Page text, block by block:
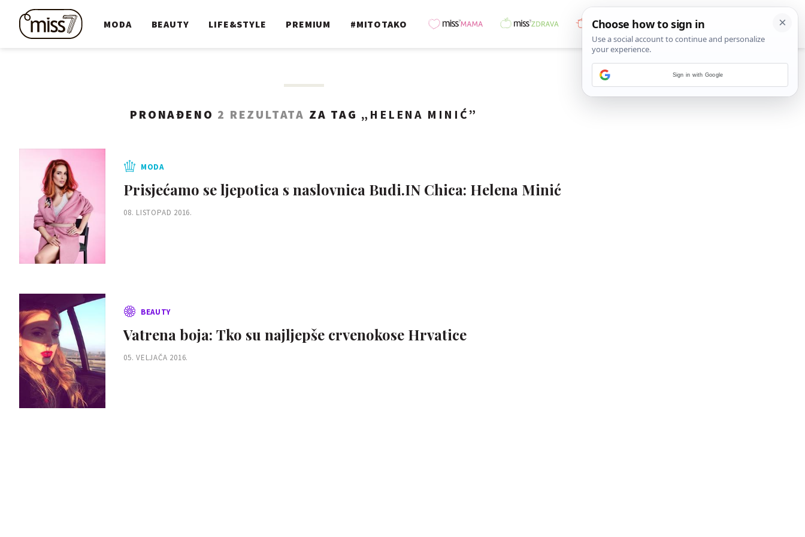
MODA BEAUTY LIFE&STYLE PREMIUM #MITOTAKO
PRONAĐENO 2 REZULTATA ZA TAG „ HELENA MINIĆ ”
MODA
Prisjećamo se ljepotica s naslovnica Budi.IN Chica: Helena Minić
08. LISTOPAD 2016.
BEAUTY
Vatrena boja: Tko su najljepše crvenokose Hrvatice
05. VELJAČA 2016.
Sign in with Google